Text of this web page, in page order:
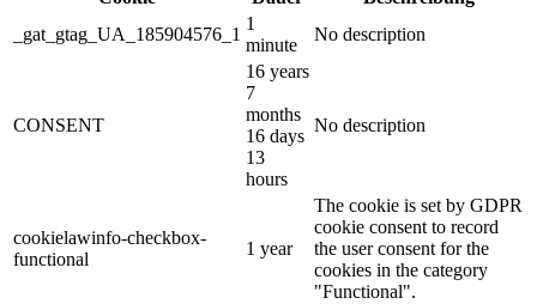
_gat_gtag_UA_185904576_1
1
minute
No description
CONSENT
16 years
7
months
16 days
13
hours
No description
cookielawinfo-checkbox-
functional
1 year
The cookie is set by GDPR
cookie consent to record
the user consent for the
cookies in the category
"Functional".